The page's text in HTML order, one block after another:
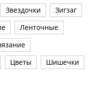
Звездочки
Зигзаг
Ленточные
Цветы Шишечки